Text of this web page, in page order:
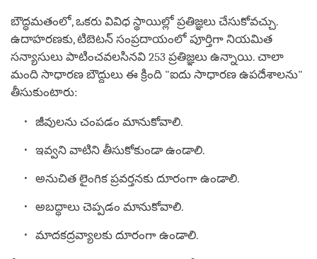
బౌద్ధమతంలో, ఒకరు వివిధ స్థాయిల్లో ప్రతిజ్ఞలు చేసుకోవచ్చు.
ఉదాహరణకు, టిబెటన్ సంప్రదాయంలో పూర్తిగా నియమిత
సన్యాసులు పాటించవలసినవి 253 ప్రతిజ్ఞలు ఉన్నాయి. చాలా
మంది సాధారణ బౌద్దులు ఈ క్రింది "ఐదు సాధారణ ఉపదేశాలను"
తీసుకుంటారు:
జీవులను చంపడం మానుకోవాలి.
ఇవ్వని వాటిని తీసుకోకుండా ఉండాలి.
అనుచిత లైంగిక ప్రవర్తనకు దూరంగా ఉండాలి.
అబద్ధాలు చెప్పడం మానుకోవాలి.
మాదకద్రవ్యాలకు దూరంగా ఉండాలి.